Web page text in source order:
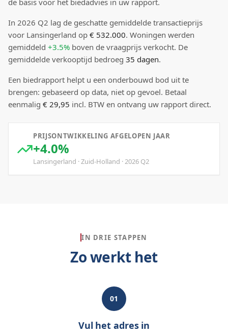
de basis voor het biedadvies in uw rapport.
In 2026 Q2 lag de geschatte gemiddelde transactieprijs
voor Lansingerland op € 532.000. Woningen werden
gemiddeld +3.5% boven de vraagprijs verkocht. De
gemiddelde verkooptijd bedroeg 35 dagen.
Een biedrapport helpt u een onderbouwd bod uit te
brengen: gebaseerd op data, niet op gevoel. Betaal
eenmalig € 29,95 incl. BTW en ontvang uw rapport direct.
PRIJSONTWIKKELING AFGELOPEN JAAR
+4.0%
Lansingerland ·Zuid-Holland ·2026 Q2
IN DRIE STAPPEN
Zo werkt het
01
Vul het adres in